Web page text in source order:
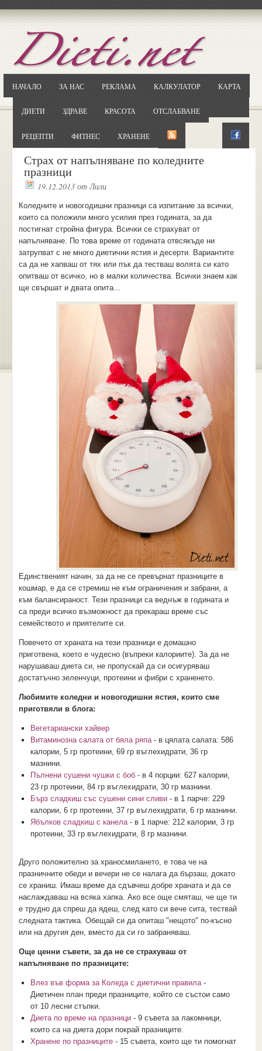
НАЧАЛО ЗА НАС РЕКЛАМА КАЛКУЛАТОР КАРТА
ДИЕТИ ЗДРАВЕ КРАСОТА ОТСЛАБВАНЕ
РЕЦЕПТИ ФИТНЕС ХРАНЕНЕ
Страх от напълняване по коледните
празници
19.12.2013 отЛили
Коледните и новогодишни празници са изпитание за всички,
които са положили много усилия през годината, за да
постигнат стройна фигура. Всички се страхуват от
напълняване. По това време от годината отвсякъде ни
затрупват с не много диетични ястия и десерти. Вариантите
са да не хапваш от тях или пък да тестваш волята си като
опитваш от всичко, но в малки количества. Всички знаем как
ще свършат и двата опита...
Единственият начин, за да не се превърнат празниците в
кошмар, е да се стремиш не към ограничения и забрани, а
към балансираност. Тези празници са веднъж в годината и
са преди всичко възможност да прекараш време със
семейството и приятелите си.
Повечето от храната на тези празници е домашно
приготвена, което е чудесно (въпреки калориите). За да не
нарушаваш диета си, не пропускай да си осигуряваш
достатъчно зеленчуци, протеини и фибри с храненето.
Любимите коледни и новогодишни ястия, които сме
приготвяли в блога:
Вегетариански хайвер
Витаминозна салата от бяла ряпа- в цялата салата: 586
калории, 5 гр протеини, 69 гр въглехидрати, 36 гр
мазнини.
Пълнени сушени чушки с боб- в 4 порции: 627 калории,
23 гр протеини, 84 гр въглехидрати, 30 гр мазнини.
Бърз сладкиш със сушени сини сливи- в 1 парче: 229
калории, 6 гр протеини, 37 гр въглехидрати, 6 гр мазнини.
Ябълков сладкиш с канела- в 1 парче: 212 калории, 3 гр
протеини, 33 гр въглехидрати, 8 гр мазнини.
Друго положително за храносмилането, е това че на
празничните обеди и вечери не се налага да бързаш, докато
се храниш. Имаш време да сдъвчеш добре храната и да се
наслаждаваш на всяка хапка. Ако все още смяташ, че ще ти
е трудно да спреш да ядеш, след като си вече сита, тествай
следната тактика. Обещай си да опиташ "нещото" по-късно
или на другия ден, вместо да си го забраняваш.
Още ценни съвети, за да не се страхуваш от
напълняване по празниците:
Влез във форма за Коледа с диетични правила-
Диетичен план преди празниците, който се състои само
от 10 лесни стъпки.
Диета по време на празници- 9 съвета за лакомници,
които са на диета дори покрай празниците.
Хранене по празниците- 15 съвета, които ще ти помогнат
ОтворетеGoogle.bg
Потърсете "Cloxy"
Кликнете на първия резултат
... и я въведете в полето: